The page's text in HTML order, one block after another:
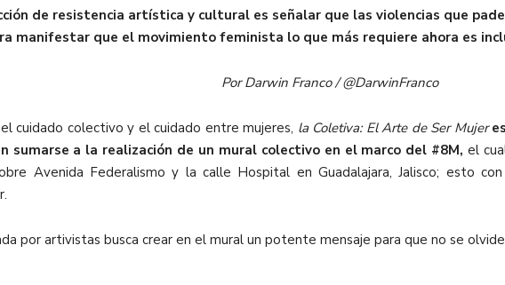
de resistencia artística y cultural es señalar que las violencias que
manifestar que el movimiento feminista lo que más requiere ahora es
Por Darwin Franco / @DarwinFranco
cuidado colectivo y el cuidado entre mujeres, la Coletiva: El Arte de Ser Mujer
sumarse a la realización de un mural colectivo en el marco del #8M, el
Avenida Federalismo y la calle Hospital en Guadalajara, Jalisco; esto
por artivistas busca crear en el mural un potente mensaje para que no se